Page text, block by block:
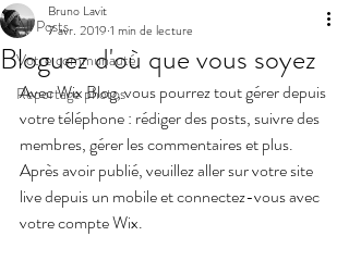
All Posts
Votre communauté
Reportage photos
Bloguez d'où que vous soyez
Bruno Lavit
7 avr. 2019 1 min de lecture
Avec Wix Blog, vous pourrez tout gérer depuis
votre téléphone : rédiger des posts, suivre des
membres, gérer les commentaires et plus.
Après avoir publié, veuillez aller sur votre site
live depuis un mobile et connectez-vous avec
votre compte Wix.